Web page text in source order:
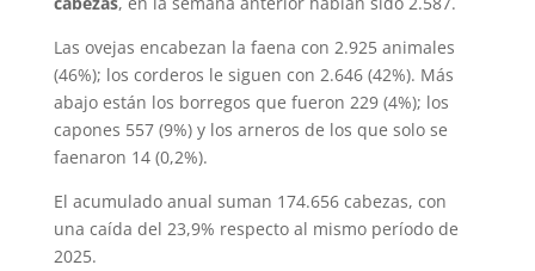
Las ovejas encabezan la faena con 2.925 animales
(46%); los corderos le siguen con 2.646 (42%). Más
abajo están los borregos que fueron 229 (4%); los
capones 557 (9%) y los arneros de los que solo se
faenaron 14 (0,2%).
El acumulado anual suman 174.656 cabezas, con
una caída del 23,9% respecto al mismo período de
2025.